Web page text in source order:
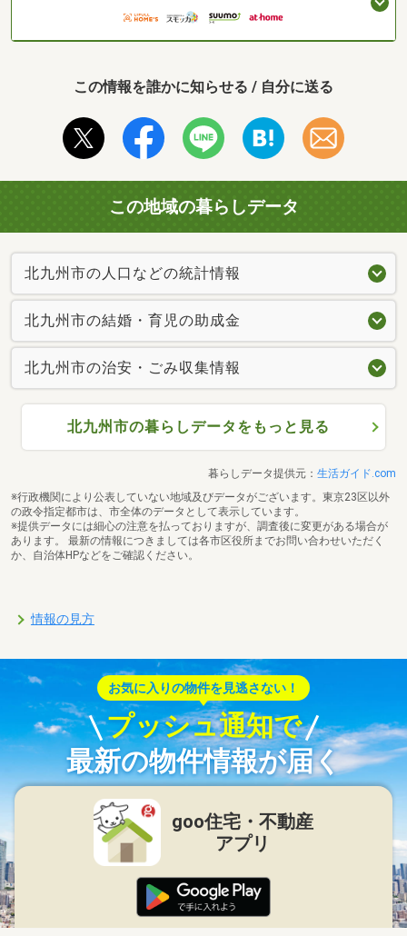
この情報を誰かに知らせる / 自分に送る
この地域の暮らしデータ
北九州市の人口などの統計情報
北九州市の結婚・育児の助成金
北九州市の治安・ごみ収集情報
北九州市の暮らしデータをもっと見る
暮らしデータ提供元： 生活ガイド.com
※行政機関により公表していない地域及びデータがございます。東京23区以外
の政令指定都市は、市全体のデータとして表示しています。
※提供データには細心の注意を払っておりますが、調査後に変更がある場合が
あります。 最新の情報につきましては各市区役所までお問い合わせいただく
か、自治体HPなどをご確認ください。
情報の見方
お気に入りの物件を見逃さない！
プッシュ通知で
最新の物件情報が届く
goo住宅・不動産
アプリ